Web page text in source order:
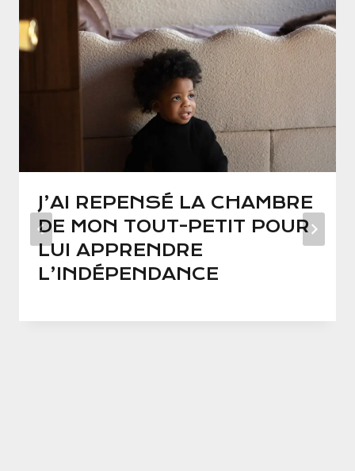
J’AI REPENSÉ LA CHAMBRE
DE MON TOUT-PETIT POUR
LUI APPRENDRE
L’INDÉPENDANCE